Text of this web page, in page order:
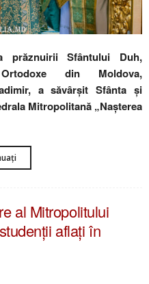
Sfântului Duh,
din Moldova,
a săvârșit Sfânta și
Mitropolitană „Nașterea
al Mitropolitului
aflați în